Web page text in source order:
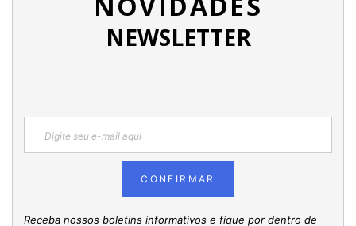
NEWSLETTER
CONFIRMAR
Receba nossos boletins informativos e fique por dentro de